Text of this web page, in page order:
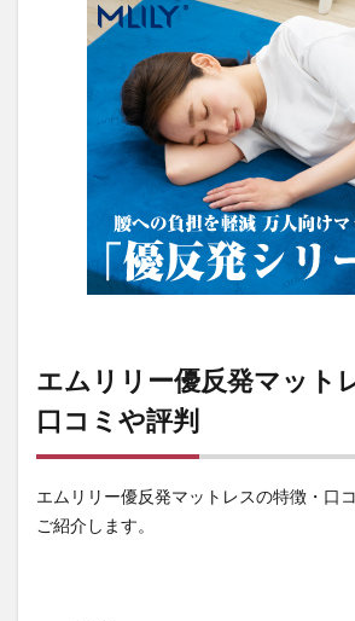
エムリリー優反発マット
口コミや評判
エムリリー優反発マットレスの特徴・口
ご紹介します。